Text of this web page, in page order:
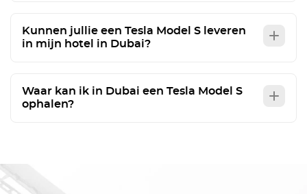
Kunnen jullie een Tesla Model S leveren
in mijn hotel in Dubai?
Waar kan ik in Dubai een Tesla Model S
ophalen?